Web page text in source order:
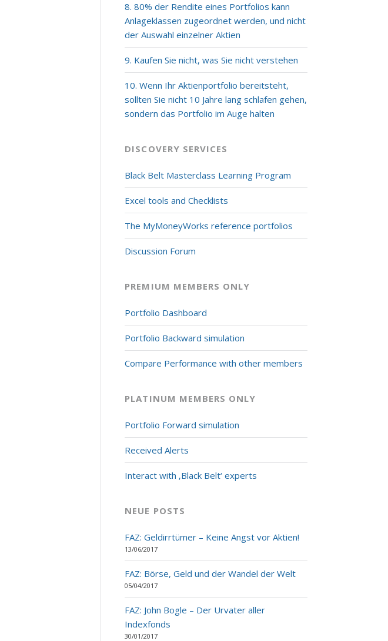
8. 80% der Rendite eines Portfolios kann
Anlageklassen zugeordnet werden, und nicht
der Auswahl einzelner Aktien
9. Kaufen Sie nicht, was Sie nicht verstehen
10. Wenn Ihr Aktienportfolio bereitsteht,
sollten Sie nicht 10 Jahre lang schlafen gehen,
sondern das Portfolio im Auge halten
DISCOVERY SERVICES
Black Belt Masterclass Learning Program
Excel tools and Checklists
The MyMoneyWorks reference portfolios
Discussion Forum
PREMIUM MEMBERS ONLY
Portfolio Dashboard
Portfolio Backward simulation
Compare Performance with other members
PLATINUM MEMBERS ONLY
Portfolio Forward simulation
Received Alerts
Interact with ‚Black Belt‘ experts
NEUE POSTS
FAZ: Geldirrtümer – Keine Angst vor Aktien!
13/06/2017
FAZ: Börse, Geld und der Wandel der Welt
05/04/2017
FAZ: John Bogle – Der Urvater aller
Indexfonds
30/01/2017